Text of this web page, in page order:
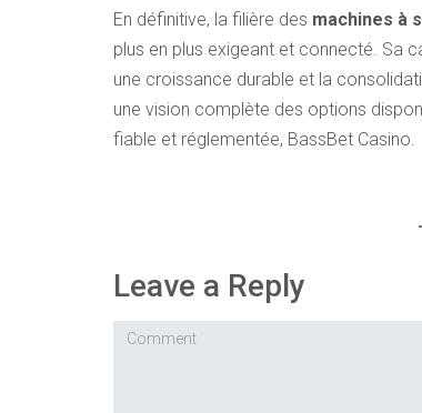
En définitive, la filière des machines à
plus en plus exigeant et connecté. Sa
une croissance durable et la
une vision complète des options
fiable et réglementée, BassBet Casino.
Leave a Reply